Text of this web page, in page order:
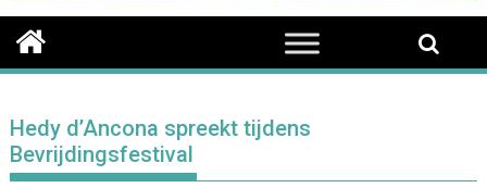
Hedy d’Ancona spreekt tijdens
Bevrijdingsfestival